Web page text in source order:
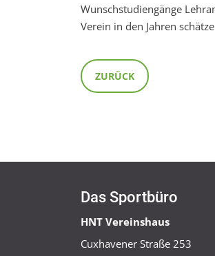
Wunschstudiengänge
Verein in den Jahren
ZURÜCK
Das Sportbüro
HNT Vereinshaus
Cuxhavener Straße 253